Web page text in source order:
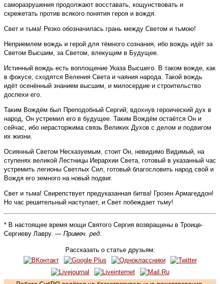
саморазрушения продолжают восставать, кощунствовать и
скрежетать против всякого понятия героя и вождя.
Свет и тьма! Резко обозначилась грань между Светом и тьмою!
Неприемлем вождь и герой для тёмного сознания, ибо вождь идёт за
Светом Высшим, за Светом, влекущим в Будущее.
Истинный вождь есть воплощение Указа Высшего. В таком вожде, как
в фокусе, сходятся Веления Света и чаяния народа. Такой вождь
идёт осенённый знанием высшим, и милосердие и строительство
доспехи его.
Таким Вождём был Преподобный Сергий; вдохнув героический дух в
народ, Он устремил его в будущее. Таким Вождём остаётся Он и
сейчас, ибо нерасторжима связь Великих Духов с делом и подвигом
их жизни.
Осиянный Светом Несказуемым, стоит Он, невидимо Видимый, на
ступенях великой Лестницы Иерархии Света, готовый в указанный час
устремить легионы Светлых Сил, готовый благословить народ свой и
Вождя его земного на новый подвиг.
Свет и тьма! Свирепствует предуказанная битва! Грозен Армагеддон!
Но час решительный наступает, и Свет побеждает тьму!
* В настоящее время мощи Святого Сергия возвращены в Троице-
Сергиеву Лавру. — Примеч. ред.
Рассказать о статье друзьям: